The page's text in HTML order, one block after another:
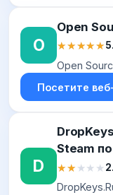
O
Open
★★★★★
★★★★★
Open
Посетите
D
Steam
★★★★★
★★★★★